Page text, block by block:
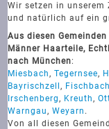
Wir setzen in
und natürlich auf ein
Aus diesen
Männer Haarteile,
nach München:
Miesbach,Tegernsee,
Bayrischzell,
Irschenberg, Kreuth,
Warngau,Weyarn .
Von all diesen